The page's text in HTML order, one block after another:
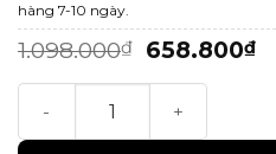
hàng 7-10 ngày.
1.098.000₫ Giá
là:
1.098.000₫.
658.800₫